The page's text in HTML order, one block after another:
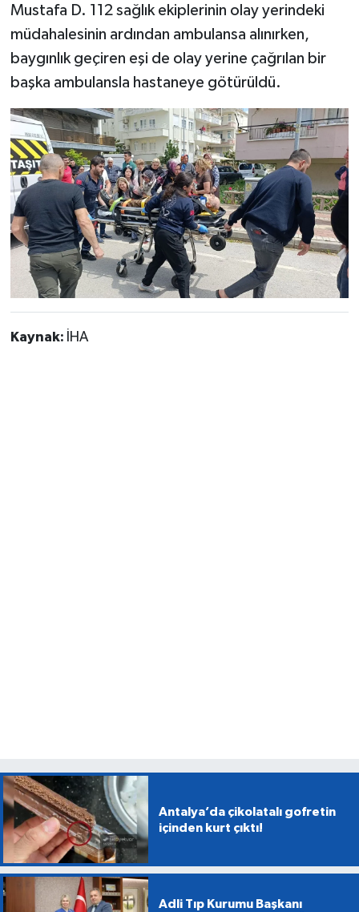
Mustafa D. 112 sağlık ekiplerinin olay yerindeki
müdahalesinin ardından ambulansa alınırken,
baygınlık geçiren eşi de olay yerine çağrılan bir
başka ambulansla hastaneye götürüldü.
Kaynak: İHA
Antalya’da çikolatalı gofretin
içinden kurt çıktı!
Adli Tıp Kurumu Başkanı